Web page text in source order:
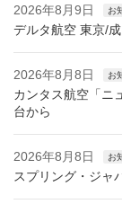
2026年8月9日 お
デルタ航空 東京/
2026年8月8日 お
カンタス航空「ニ
台から
2026年8月8日 お
スプリング・ジャ